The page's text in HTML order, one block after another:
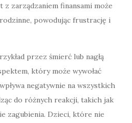
z zarządzaniem finansami może
powodując frustrację i
przez śmierć lub nagłą
który może wywołać
negatywnie na wszystkich
do różnych reakcji, takich jak
zagubienia. Dzieci, które nie